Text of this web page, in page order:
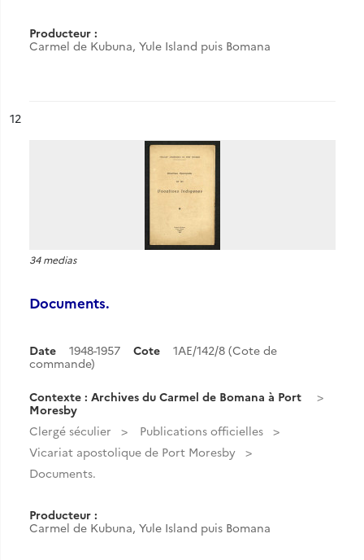
Producteur :
Carmel de Kubuna, Yule Island puis Bomana
n°
12
34 medias
Documents.
Date 1948-1957 Cote
1AE/142/8 (Cote de
commande)
Contexte : Archives du Carmel de Bomana à Port
Moresby
Clergé séculier
Publications officielles
Vicariat apostolique de Port Moresby
Documents.
Producteur :
Carmel de Kubuna, Yule Island puis Bomana